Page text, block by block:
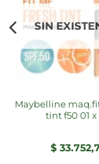
SIN
maybelline maq.fitme fresh
tint f50 01 x
$